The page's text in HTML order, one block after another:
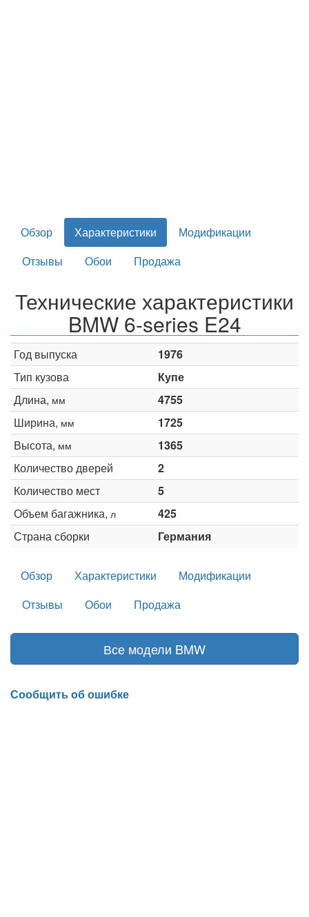
Обзор Характеристики
Модификации
Отзывы
Обои Продажа
Технические характеристики
BMW 6-series E24
Год выпуска
1976
Тип кузова
Купе
Длина, мм
4755
Ширина, мм
1725
Высота, мм
1365
Количество дверей
2
Количество мест
5
Объем багажника, л
425
Страна сборки
Германия
Обзор Характеристики
Модификации
Отзывы
Обои Продажа
Все модели BMW
Сообщить об ошибке